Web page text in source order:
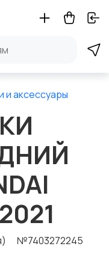
и аксессуары
№7403272245